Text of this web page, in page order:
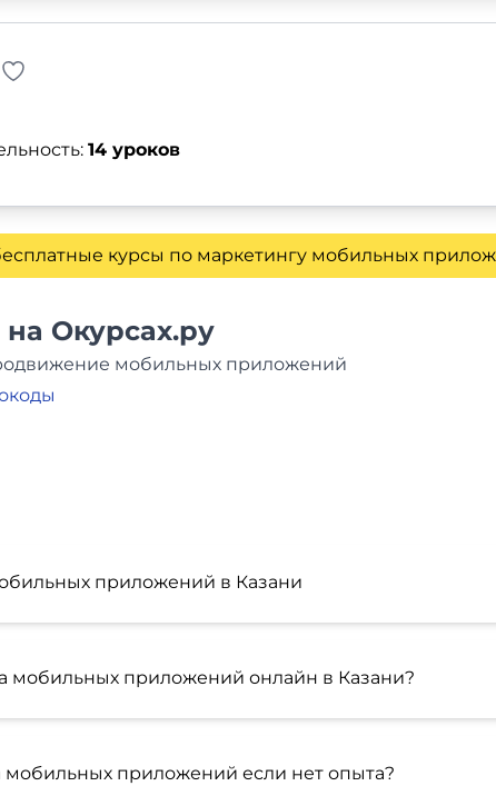
14 уроков
курсы по маркетингу мобильных
Окурсах.ру
мобильных приложений
приложений в Казани
мобильных приложений онлайн в Казани?
приложений если нет опыта?